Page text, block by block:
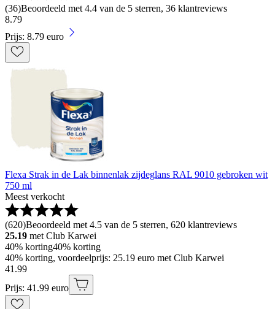
(36)Beoordeeld met 4.4 van de 5 sterren, 36 klantreviews
8.79
Prijs: 8.79 euro
Flexa Strak in de Lak binnenlak zijdeglans RAL 9010 gebroken wit
750 ml
Meest verkocht
(620)Beoordeeld met 4.5 van de 5 sterren, 620 klantreviews
25.19 met Club Karwei
40% korting40% korting
40% korting, voordeelprijs: 25.19 euro met Club Karwei
41 .99
Prijs: 41.99 euro